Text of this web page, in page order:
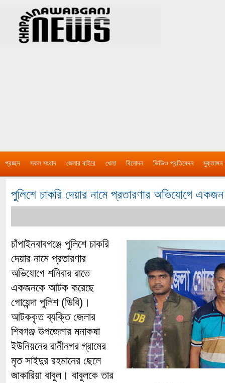
প্রচ্ছদ সকল সংবাদ জেলার বাইরে খেলা বিনোদন ভিডিও প্রতিবেদন মুক্তাঙ্গন
পুলিশে চাকরি দেয়ার নামে প্রতারণার অভিযোগে
চাঁপাইনবাবগঞ্জে পুলিশে চাকরি
দেয়ার নামে প্রতারণার
অভিযোগে শনিবার রাতে
একজনকে আটক করেছে
গোয়েন্দা পুলিশ (ডিবি)।
আটককৃত ব্যক্তি জেলার
শিবগঞ্জ উপজেলার মনাকষা
ইউনিয়নের রানীনগর গ্রামের
মৃত সাইদুর রহমানের ছেলে
জাকারিয়া বাবুল। বাবুলকে তার